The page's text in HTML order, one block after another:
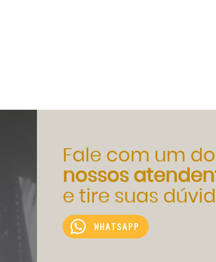
Fale com um
nossos
e tire suas
WHATSAPP